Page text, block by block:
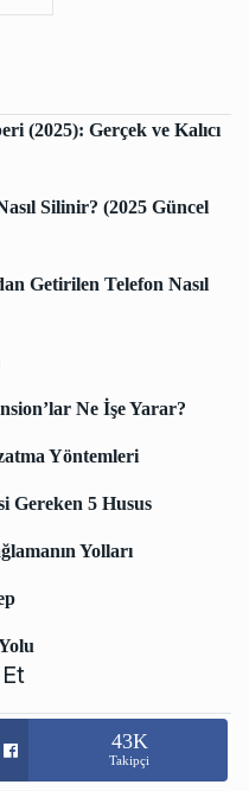
(2025): Gerçek ve Kalıcı
Silinir? (2025 Güncel
Getirilen Telefon Nasıl
Ne İşe Yarar?
Yöntemleri
Gereken 5 Husus
Yolları
43K
Takipçi